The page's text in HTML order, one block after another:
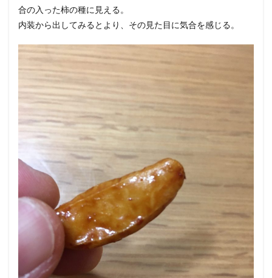
合の入った柿の種に見える。
内装から出してみるとより、その見た目に気合を感じる。